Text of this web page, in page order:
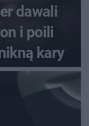
dawali
i poili
kary